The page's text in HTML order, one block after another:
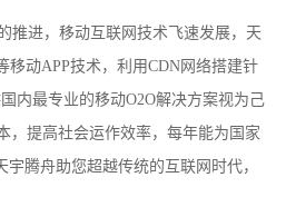
推进，移动互联网技术飞速发展，天
动APP技术，利用CDN网络搭建针
内最专业的移动O2O解决方案视为己
，提高社会运作效率，每年能为国家
腾舟助您超越传统的互联网时代，